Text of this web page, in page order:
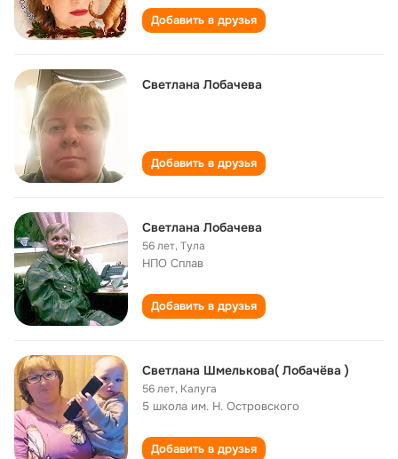
Добавить в друзья
Светлана Лобачева
Добавить в друзья
Светлана Лобачева
56 лет,Тула
НПО Сплав
Добавить в друзья
Светлана Шмелькова( Лобачёва )
56 лет, Калуга
5 школа им. Н. Островского
Добавить в друзья